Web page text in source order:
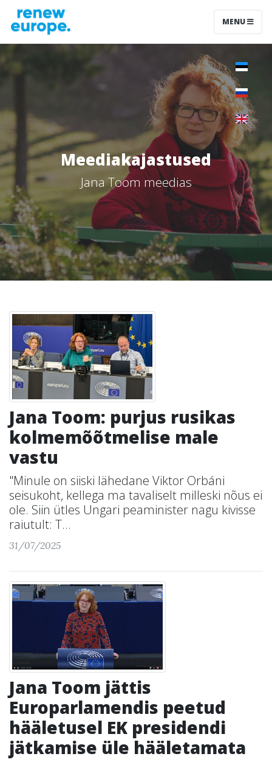
MENU
Meediakajastused
Jana Toom meedias
Jana Toom: purjus rusikas
kolmemõõtmelise male
vastu
"Minule on siiski lähedane Viktor Orbáni
seisukoht, kellega ma tavaliselt milleski nõus ei
ole. Siin ütles Ungari peaminister nagu kivisse
raiutult: T...
31/07/2025
Jana Toom jättis
Europarlamendis peetud
hääletusel EK presidendi
jätkamise üle hääletamata